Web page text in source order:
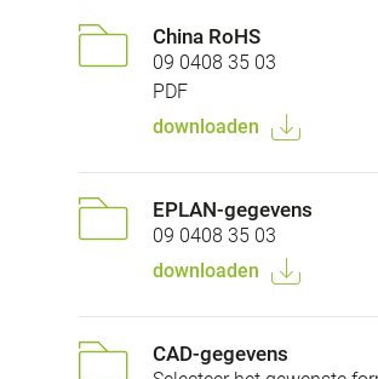
China RoHS
09 0408 35 03
PDF
downloaden
EPLAN-gegevens
09 0408 35 03
downloaden
CAD-gegevens